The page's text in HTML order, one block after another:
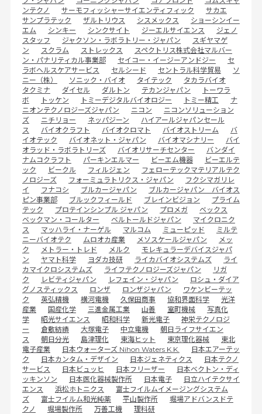
ンテクノ
サーモフィッシャーサイエンティフィック
サカエ
サンプラテック
ザルトリウス シスメックス
ショーシンイー
エム
シンキー シンクサイト ジーエルサイエンス
ジェノ
スタッフ
ジャクソン・ラボラトリー・ジャパン
スギヤマゲ
ン
スクラム ストレックス
スペクトリス株式会社マルバー
ン・パナリティカル事業部
セイコー・イージーアンドジー
セ
ラボヘルスケアサービス
セルシード セントラル科学貿易
ソ
ニー（株）
ソニック・バイオ タイテック
タカラバイオ
タクミナ
ダイセル ダルトン テカンジャパン
トーワラ
ボ
トッケン トミーデジタルバイオロジー トミー精工
ナ
ニオンテクノロジーズジャパン
ニコン
ニコンソリューション
ズ
ニチリョー ネッパジーン
ハイアールジャパンセール
ス
バイオクラフト バイオクロマト バイオストリーム
バ
イオテック
バイオネット・ジャパン バイオマシナリー
バイ
オラッド・ラボラトリーズ
バイオリサーチセンター
バンダイ
ナムコクラフト
パーキンエルマー ビーエム機器
ビーエルテ
ック
ビークル フィルジェン
フェローテックマテリアルテク
ノロジーズ
フォーミュラトリクス・ジャパン
フクシマガリレ
イ
フナコシ ブルカージャパン
ブルカージャパン バイオス
ピン事業部
ブルックフィールド ブレインビジョン
プライム
テック
プロテインシンプル ジャパン プロメガ
ベックス
ベックマン・コールター
ベルトールドジャパン
マイクロニク
ス
マッハライ・ナーゲル マルコム ミューピッド
ミルテ
ニーバイオテク
ムロオカ産業 メソスケールジャパン
メッ
ク
メトラー・トレド メルク
モレキュラーデバイスジャパ
ン
ヤマト科学 ヨダカ技研 ライカバイオシステムズ
ライ
カマイクロシステムズ
ライフテクノロジーズジャパン
リガ
ク
レビティジャパン レフェイン・ジャパン
ロシュ・ダイア
グノスティックス
ロンザ ロンザジャパン
ワケンビーテッ
ク
英弘精機 横河電機 久保田商事 協和界面科学
光洋
産業
国産化学 三進金属工業 山善 室町機械
写真化
学
昭光サイエンス 昭和科学 新光電子
神栄テクノロジ
ー
倉敷紡績 大塚電子 中立電機
朝日ライフサイエン
ス
朝日分光 島津理化 東海ヒット 東京理化器械
東北
電子産業
日本ウォーターズ Nihon Waters K.K.
日本エアーテッ
ク
日本カンタム・デザイン 日本ジェネティクス
日本テクノ
サービス
日本ビュッヒ 日本フリーザー
日本ベクトン・ディ
ッキンソン
日本医化器械製作所 日本電子
日立ハイテクサイ
エンス
浜松ホトニクス
富士フイルムイメージングシステム
ズ
富士フイルム和光純薬 平山製作所
堀場アドバンスドテ
クノ
堀場製作所 万善工機 理科研